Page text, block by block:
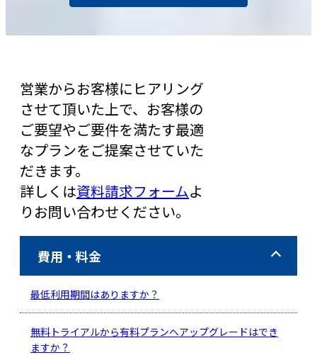
費用・料金
最低利用期間はありますか？
無料トライアルから有料プランへアップグレードはでき
ますか？
営業からお客様にヒアリング
させて頂いた上で、お客様の
ご要望やご要件を満たす最適
なプランをご提案させていた
だきます。
詳しくは資料請求フォームよ
りお問い合わせください。